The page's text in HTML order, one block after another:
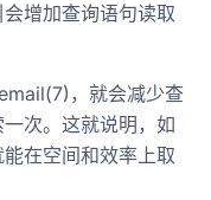
增加查询语句读取
，就会减少查
次。这就说明，如
在空间和效率上取